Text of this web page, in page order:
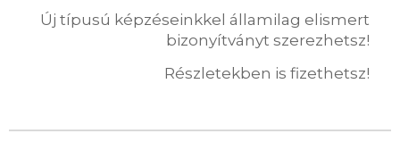
Új típusú képzéseinkkel államilag elismert
bizonyítványt szerezhetsz!
Részletekben is fizethetsz!